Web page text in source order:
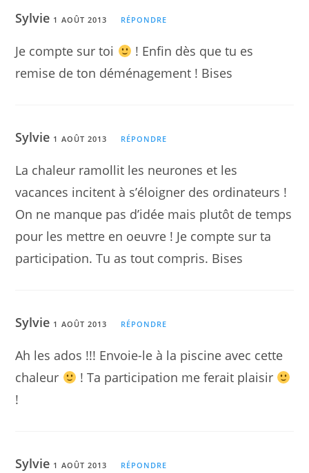
Sylvie 1 AOÛT 2013 RÉPONDRE
Je compte sur toi
! Enfin dès que tu es
remise de ton déménagement ! Bises
Sylvie 1 AOÛT 2013 RÉPONDRE
La chaleur ramollit les neurones et les
vacances incitent à s’éloigner des ordinateurs !
On ne manque pas d’idée mais plutôt de temps
pour les mettre en oeuvre ! Je compte sur ta
participation. Tu as tout compris. Bises
Sylvie 1 AOÛT 2013 RÉPONDRE
Ah les ados !!! Envoie-le à la piscine avec cette
chaleur
! Ta participation me ferait plaisir
!
Sylvie 1 AOÛT 2013 RÉPONDRE